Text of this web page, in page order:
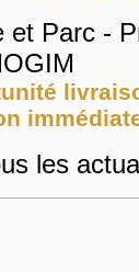
et Parc -
les